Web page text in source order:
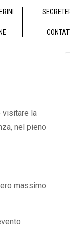
visitare la
nel pieno
massimo